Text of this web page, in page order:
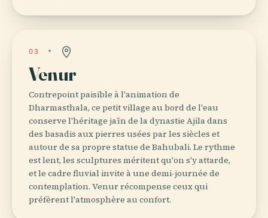
03
Venur
Contrepoint paisible à l'animation de
Dharmasthala, ce petit village au bord de l'eau
conserve l'héritage jaïn de la dynastie Ajila dans
des basadis aux pierres usées par les siècles et
autour de sa propre statue de Bahubali. Le rythme
est lent, les sculptures méritent qu'on s'y attarde,
et le cadre fluvial invite à une demi-journée de
contemplation. Venur récompense ceux qui
préfèrent l'atmosphère au confort.